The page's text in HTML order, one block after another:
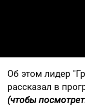
Об этом лидер
рассказал в
(чтобы